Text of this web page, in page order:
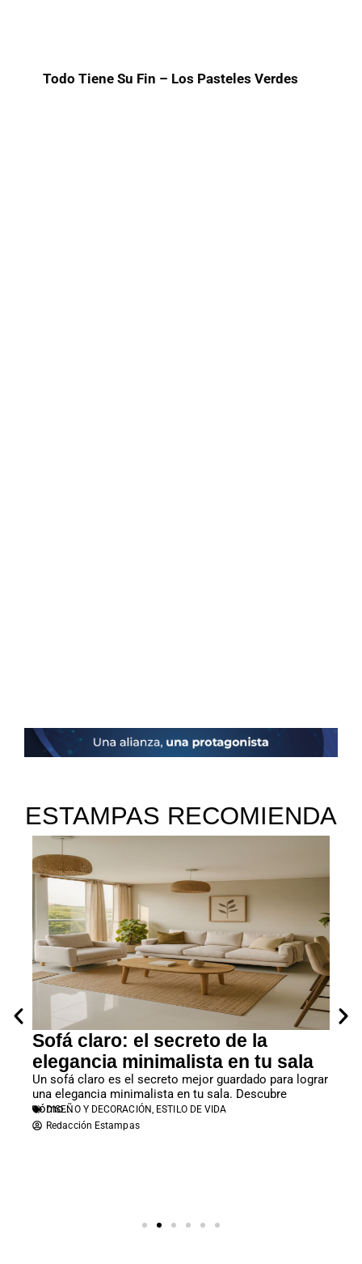
Todo Tiene Su Fin – Los Pasteles Verdes
ESTAMPAS RECOMIENDA
Sofá claro: el secreto de la
elegancia minimalista en tu sala
Un sofá claro es el secreto mejor guardado para lograr
una elegancia minimalista en tu sala. Descubre
cómo...
DISEÑO Y DECORACIÓN, ESTILO DE VIDA
Redacción Estampas